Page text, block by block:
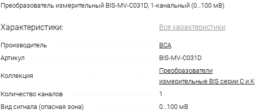
Преобразователь измерительный BIS-MV-C031D, 1-канальный (0…100 мВ)
Характеристики: Все характеристики
Производитель
ВСА
Артикул
BIS-MV-C031D
Коллекция
Преобразователи
измерительные BIS серии С и K
Количество каналов
1
Вид сигнала (опасная зона)
0…100 мВ